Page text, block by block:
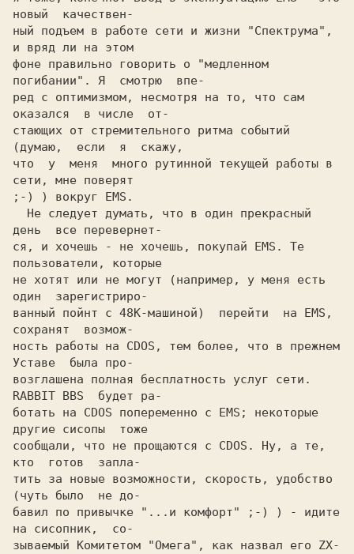
новый  качествен-
ный подъем в работе сети и жизни "Спектрума",
и вряд ли на этом
фоне правильно говорить о "медленном
погибании". Я  смотрю  впе-
ред с оптимизмом, несмотря на то, что сам
оказался  в числе  от-
стающих от стремительного ритма событий
(думаю,  если  я  скажу,
что  у  меня  много рутинной текущей работы в
;-)
день  все перевернет-
ся, и хочешь - не хочешь, покупай EMS. Те
пользователи, которые
не хотят или не могут (например, у меня есть
один  зарегистриро-
ванный пойнт с 48К-машиной)  перейти  на EMS,
сохранят  возмож-
ность работы на CDOS, тем более, что в прежнем
Уставе  была про-
возглашена полная бесплатность услуг сети.
RABBIT BBS  будет ра-
ботать на CDOS попеременно с EMS; некоторые
другие сисопы  тоже
сообщали, что не прощаются с CDOS. Hу, а те,
кто  готов  запла-
(чуть было  не до-
бавил по привычке "...и комфорт"
;-) ) - идите
на сисопник, со-
зываемый Комитетом "Омега", как назвал его ZX-